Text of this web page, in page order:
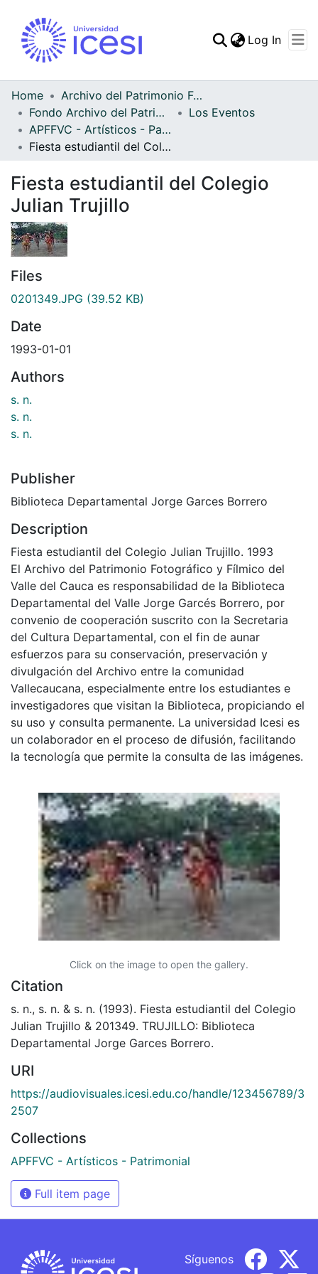
Statistics
Log In
Home
Archivo del Patrimonio Fotográfico y Fílmico del Valle del Cauca
Fondo Archivo del Patrimonio Fotográfico y Fílmico del Valle del Cauca
Los Eventos
APFFVC - Artísticos - Patrimonial
Fiesta estudiantil del Colegio Julian Trujillo
Fiesta estudiantil del Colegio
Julian Trujillo
Files
0201349.JPG (39.52 KB)
Date
1993-01-01
Authors
s. n.
s. n.
s. n.
Publisher
Biblioteca Departamental Jorge Garces Borrero
Description
Fiesta estudiantil del Colegio Julian Trujillo. 1993
El Archivo del Patrimonio Fotográfico y Fílmico del
Valle del Cauca es responsabilidad de la Biblioteca
Departamental del Valle Jorge Garcés Borrero, por
convenio de cooperación suscrito con la Secretaria
del Cultura Departamental, con el fin de aunar
esfuerzos para su conservación, preservación y
divulgación del Archivo entre la comunidad
Vallecaucana, especialmente entre los estudiantes e
investigadores que visitan la Biblioteca, propiciando el
su uso y consulta permanente. La universidad Icesi es
un colaborador en el proceso de difusión, facilitando
la tecnología que permite la consulta de las imágenes.
Click on the image to open the gallery.
Citation
s. n., s. n. & s. n. (1993). Fiesta estudiantil del Colegio
Julian Trujillo & 201349. TRUJILLO: Biblioteca
Departamental Jorge Garces Borrero.
URI
https://audiovisuales.icesi.edu.co/handle/123456789/3
2507
Collections
APFFVC - Artísticos - Patrimonial
Full item page
Síguenos